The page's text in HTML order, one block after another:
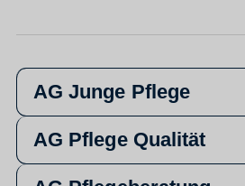
AG Junge Pflege
AG Pflege Qualität